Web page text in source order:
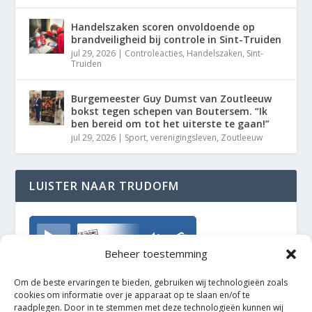
Beheer toestemming
Om de beste ervaringen te bieden, gebruiken wij technologieën zoals
cookies om informatie over je apparaat op te slaan en/of te
raadplegen. Door in te stemmen met deze technologieën kunnen wij
Handelszaken scoren onvoldoende op
brandveiligheid bij controle in Sint-Truiden
jul 29, 2026 | Controleacties, Handelszaken, Sint-
Truiden
Burgemeester Guy Dumst van Zoutleeuw
bokst tegen schepen van Boutersem. “Ik
ben bereid om tot het uiterste te gaan!”
jul 29, 2026 | Sport,verenigingsleven, Zoutleeuw
LUISTER NAAR TRUDOFM
TrudoFM